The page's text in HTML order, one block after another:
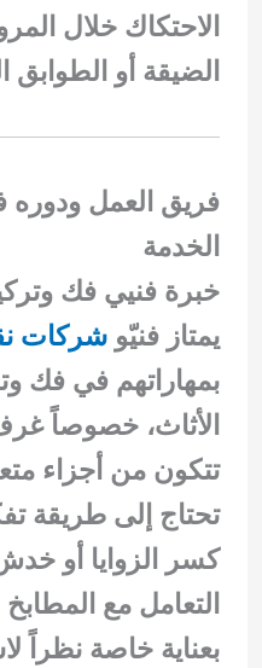
الاحتكاك خلال
الضيقة أو الطوابق
فريق العمل
الخدمة
خبرة فنيي فك
يمتاز فنيّوشركات
بمهاراتهم في فك
الأثاث، خصوصاً
تتكون من أجزاء
تحتاج إلى طريقة
كسر الزوايا أو
التعامل مع
بعناية خاصة نظراً